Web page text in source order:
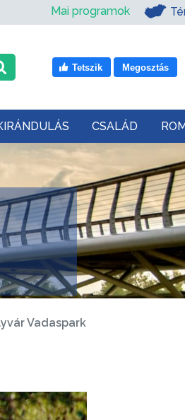
Mai programok
Tetszik Megosztás
CSALÁD
Vadaspark